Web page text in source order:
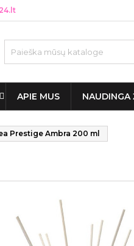
APIE MUS NAUDINGA
Prestige Ambra 200 ml